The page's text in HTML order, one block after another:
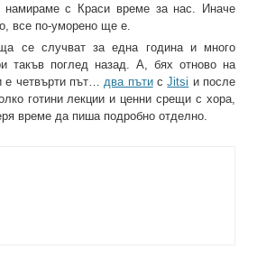
с Краси време за нас. Иначе
все по-уморено ще е.
се случват за една година и много
такъв поглед назад. А, бях отново на
е четвърти път…два пътисJitsi и после
готини лекции и ценни срещи с хора,
време да пиша подробно отделно.